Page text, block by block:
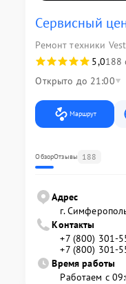
Сервисный
Ремонт техники
5,0188
Открыто до 21:00
Маршрут
ОбзорОтзывы 188
Адрес
г.
Контакты
+7 (800) 301-
+7 (800) 301-
Время работы
Работаем с